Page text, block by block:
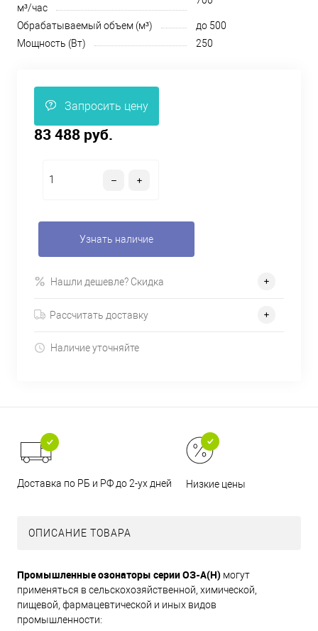
м³/час
Обрабатываемый объем (м³)
до 500
Мощность (Вт)
250
Запросить цену
83 488 руб.
Узнать наличие
Нашли дешевле? Скидка
Рассчитать доставку
Наличие уточняйте
Доставка по РБ и РФ до 2-ух дней Низкие цены
ОПИСАНИЕ ТОВАРА
Промышленные озонаторы серии ОЗ-А(Н) могут
применяться в сельскохозяйственной, химической,
пищевой, фармацевтической и иных видов
промышленности: